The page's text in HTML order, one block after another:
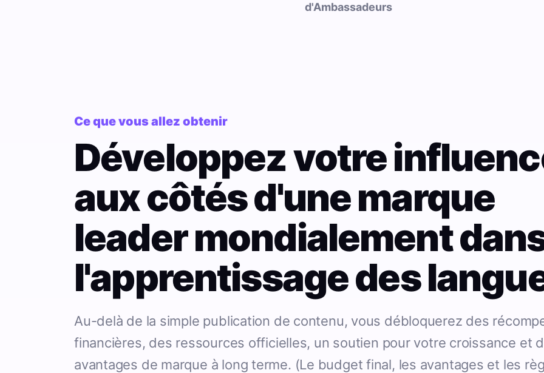
d'Ambassadeurs
Ce que vous allez obtenir
Développez votre
aux côtés d'une marque
leader mondialement
l'apprentissage des
Au-delà de la simple publication de contenu, vous débloquerez des
financières, des ressources officielles, un soutien pour votre croissance et
avantages de marque à long terme. (Le budget final, les avantages et les